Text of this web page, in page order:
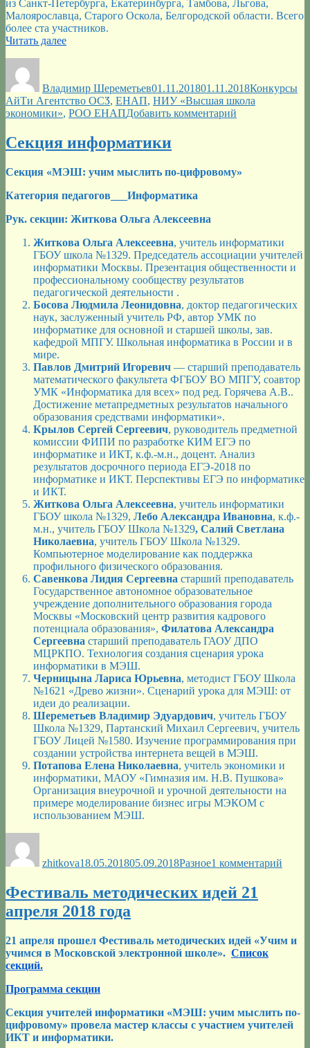
из Санкт-Петербурга, Екатеринбурга, Тамбова, Льгова,
Малоярославца, Старого Оскола, Белгородской области. Всего
более ста участников.
Читать далее«Конкурс
Владимир Шереметьев01.11.201801.11.2018Конкурсы
АйТи Агентство ОСӠ, ЕНАП, НИУ «Высшая школа
экономики», РОО ЕНАПДобавить комментарий
Секция информатики
Секция «МЭШ: учим мыслить по-цифровому»
Категория педагогов___Информатика
Рук. секции: Житкова Ольга Алексеевна
Житкова Ольга Алексеевна, учитель информатики
ГБОУ школа №1329. Председатель ассоциации учителей
информатики Москвы. Презентация общественности и
профессиональному сообществу результатов
педагогической деятельности .
Босова Людмила Леонидовна, доктор педагогических
наук, заслуженный учитель РФ, автор УМК по
информатике для основной и старшей школы, зав.
кафедрой МПГУ. Школьная информатика в России и в
мире.
Павлов Дмитрий Игоревич — старший преподаватель
математического факультета ФГБОУ ВО МПГУ, соавтор
УМК «Информатика для всех» под ред. Горячева А.В..
Достижение метапредметных результатов начального
образования средствами информатики».
Крылов Сергей Сергеевич, руководитель предметной
комиссии ФИПИ по разработке КИМ ЕГЭ по
информатике и ИКТ, к.ф.-м.н., доцент. Анализ
результатов досрочного периода ЕГЭ-2018 по
информатике и ИКТ. Перспективы ЕГЭ по информатике
и ИКТ.
Житкова Ольга Алексеевна, учитель информатики
ГБОУ школа №1329, Лебо Александра Ивановна, к.ф.-
м.н., учитель ГБОУ Школа №1329, Салий Светлана
Николаевна, учитель ГБОУ Школа №1329.
Компьютерное моделирование как поддержка
профильного физического образования.
Савенкова Лидия Сергеевна старший преподаватель
Государственное автономное образовательное
учреждение дополнительного образования города
Москвы «Московский центр развития кадрового
потенциала образования», Филатова Александра
Сергеевна старший преподаватель ГАОУ ДПО
МЦРКПО. Технология создания сценария урока
информатики в МЭШ.
Черницына Лариса Юрьевна, методист ГБОУ Школа
№1621 «Древо жизни». Сценарий урока для МЭШ: от
идеи до реализации.
Шереметьев Владимир Эдуардович, учитель ГБОУ
Школа №1329, Партанский Михаил Сергеевич, учитель
ГБОУ Лицей №1580. Изучение программирования при
создании устройства интернета вещей в МЭШ.
Потапова Елена Николаевна, учитель экономики и
информатики, МАОУ «Гимназия им. Н.В. Пушкова»
Организация внеурочной и урочной деятельности на
примере моделирование бизнес игры МЭКОМ с
использованием МЭШ.
zhitkova18.05.201805.09.2018Разное1 комментарий
Фестиваль методических идей 21
апреля 2018 года
21 апреля прошел Фестиваль методических идей «Учим и
учимся в Московской электронной школе». Список
секций.
Программа секции
Секция учителей информатики «МЭШ: учим мыслить по-
цифровому» провела мастер классы с участием учителей
ИКТ и информатики.